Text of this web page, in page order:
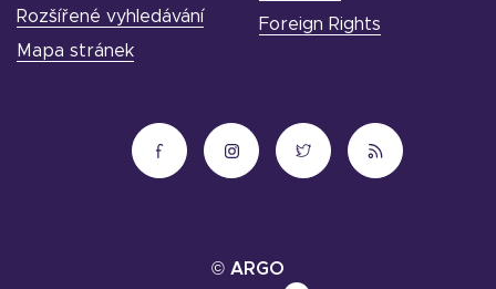
Foreign Rights
Rozšířené vyhledávání
Mapa stránek
© ARGO